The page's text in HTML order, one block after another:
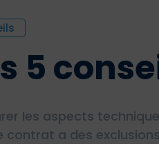
5
les aspects
contrat a des